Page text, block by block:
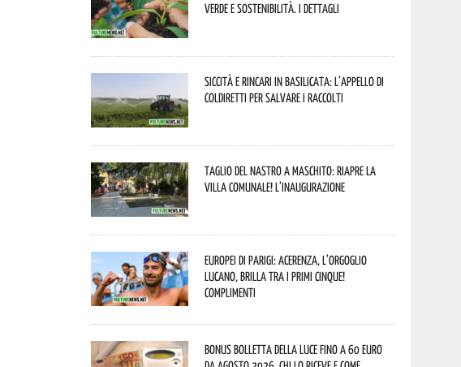
verde e sostenibilità. I dettagli
Siccità e rincari in Basilicata: l’appello di
Coldiretti per salvare i raccolti
Taglio del nastro a Maschito: riapre la
Villa Comunale! L’inaugurazione
Europei di Parigi: Acerenza, l’orgoglio
lucano, brilla tra i primi cinque!
Complimenti
Bonus bolletta della luce fino a 60 euro